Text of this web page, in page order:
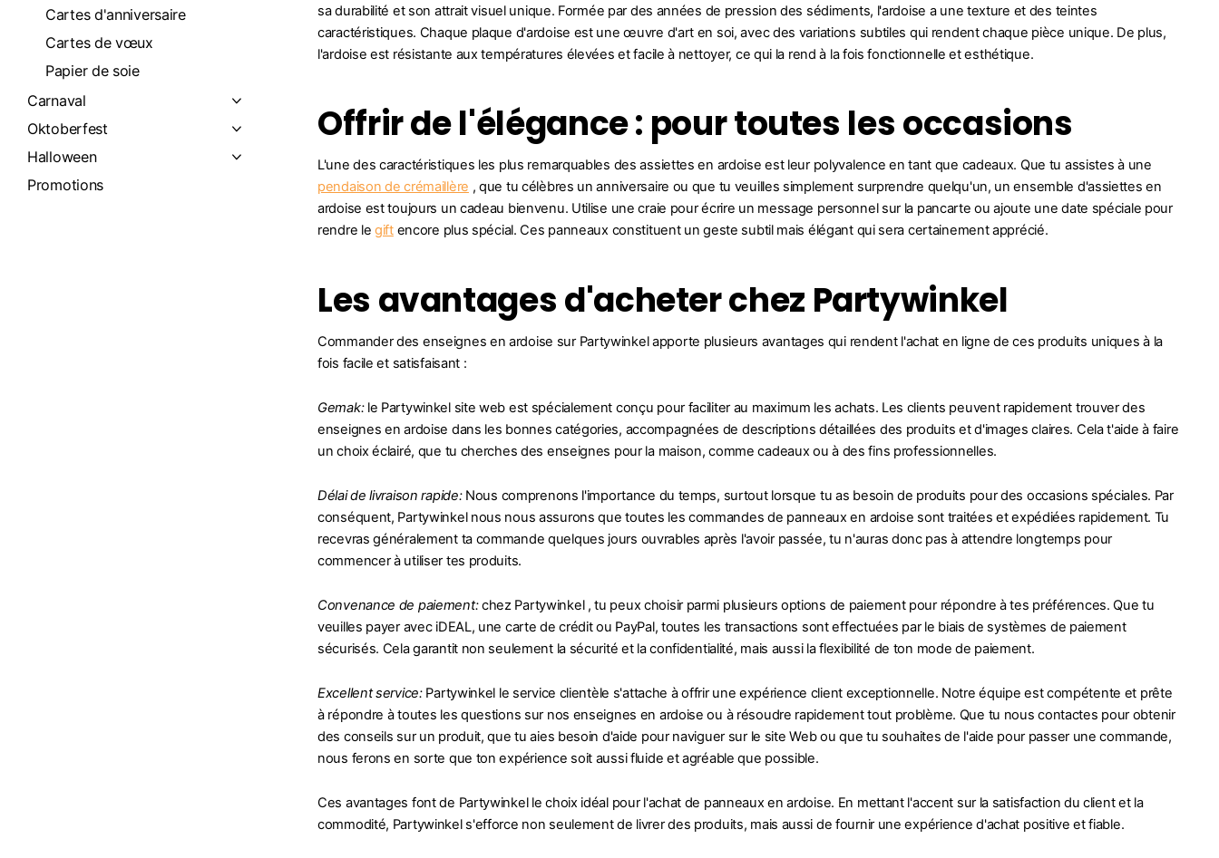
sa durabilité et son attrait visuel unique. Formée par des années de pression des sédiments, l'ardoise a une texture et des teintes
caractéristiques. Chaque plaque d'ardoise est une œuvre d'art en soi, avec des variations subtiles qui rendent chaque pièce unique. De plus,
l'ardoise est résistante aux températures élevées et facile à nettoyer, ce qui la rend à la fois fonctionnelle et esthétique.
Offrir de l'élégance : pour toutes les occasions
L'une des caractéristiques les plus remarquables des assiettes en ardoise est leur polyvalence en tant que cadeaux. Que tu assistes à une
pendaison de crémaillère , que tu célèbres un anniversaire ou que tu veuilles simplement surprendre quelqu'un, un ensemble d'assiettes en
ardoise est toujours un cadeau bienvenu. Utilise une craie pour écrire un message personnel sur la pancarte ou ajoute une date spéciale pour
rendre legiftencore plus spécial. Ces panneaux constituent un geste subtil mais élégant qui sera certainement apprécié.
Les avantages d'acheter chez Partywinkel
Commander des enseignes en ardoise sur Partywinkel apporte plusieurs avantages qui rendent l'achat en ligne de ces produits uniques à la
fois facile et satisfaisant :
Gemak:le Partywinkel site web est spécialement conçu pour faciliter au maximum les achats. Les clients peuvent rapidement trouver des
enseignes en ardoise dans les bonnes catégories, accompagnées de descriptions détaillées des produits et d'images claires. Cela t'aide à faire
un choix éclairé, que tu cherches des enseignes pour la maison, comme cadeaux ou à des fins professionnelles.
Délai de livraison rapide:Nous comprenons l'importance du temps, surtout lorsque tu as besoin de produits pour des occasions spéciales. Par
conséquent, Partywinkel nous nous assurons que toutes les commandes de panneaux en ardoise sont traitées et expédiées rapidement. Tu
recevras généralement ta commande quelques jours ouvrables après l'avoir passée, tu n'auras donc pas à attendre longtemps pour
commencer à utiliser tes produits.
Convenance de paiement:chez Partywinkel , tu peux choisir parmi plusieurs options de paiement pour répondre à tes préférences. Que tu
veuilles payer avec iDEAL, une carte de crédit ou PayPal, toutes les transactions sont effectuées par le biais de systèmes de paiement
sécurisés. Cela garantit non seulement la sécurité et la confidentialité, mais aussi la flexibilité de ton mode de paiement.
Excellent service:Partywinkel le service clientèle s'attache à offrir une expérience client exceptionnelle. Notre équipe est compétente et prête
à répondre à toutes les questions sur nos enseignes en ardoise ou à résoudre rapidement tout problème. Que tu nous contactes pour obtenir
des conseils sur un produit, que tu aies besoin d'aide pour naviguer sur le site Web ou que tu souhaites de l'aide pour passer une commande,
nous ferons en sorte que ton expérience soit aussi fluide et agréable que possible.
Ces avantages font de Partywinkel le choix idéal pour l'achat de panneaux en ardoise. En mettant l'accent sur la satisfaction du client et la
commodité, Partywinkel s'efforce non seulement de livrer des produits, mais aussi de fournir une expérience d'achat positive et fiable.
Cartes d'anniversaire
Cartes de vœux
Papier de soie
Carnaval
Oktoberfest
Halloween
Promotions